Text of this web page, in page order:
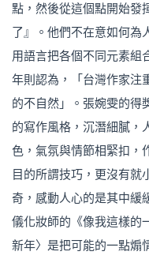
點，然後從這個點開始發
了』。他們不在意如何為
用語言把各個不同元素組
年則認為，「台灣作家注
的不自然」。張婉雯的得
的寫作風格，沉潛細膩，
色，氣氛與情節相緊扣，
目的所謂技巧，更沒有就
奇，感動人心的是其中緩
儀化妝師的《像我這樣的
新年〉是把可能的一點煽